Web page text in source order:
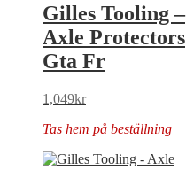
Gilles Tooling –
Axle Protectors
Gta Fr
1,049kr
Tas hem på beställning